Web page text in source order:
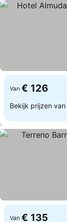
Van € 126
Bekijk prijzen van
Van € 135